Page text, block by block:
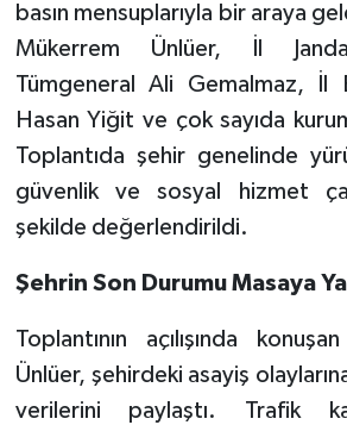
basın mensuplarıyla bir araya
Mükerrem Ünlüer, İl
Tümgeneral Ali Gemalmaz, İl
Hasan Yiğit ve çok sayıda
Toplantıda şehir genelinde
güvenlik ve sosyal hizmet
şekilde değerlendirildi.
Şehrin Son Durumu Masaya
Toplantının açılışında
Ünlüer, şehirdeki asayiş
verilerini paylaştı. Trafik
KÜLTÜR SANAT